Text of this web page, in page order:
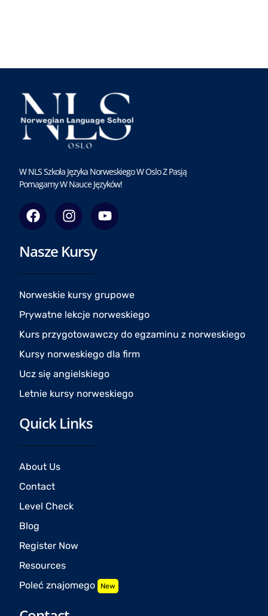
W NLS Szkoła Języka Norweskiego W Oslo Z Pasją
Pomagamy W Nauce Języków!
F
a
e
o
o
I
n
t
g
r
m
Y
o
e
Nasze Kursy
Norweskie kursy grupowe
Prywatne lekcje norweskiego
Kurs przygotowawczy do egzaminu z norweskiego
Kursy norweskiego dla firm
Ucz się angielskiego
Letnie kursy norweskiego
Quick Links
About Us
Contact
Level Check
Blog
Register Now
Resources
Poleć znajomego New